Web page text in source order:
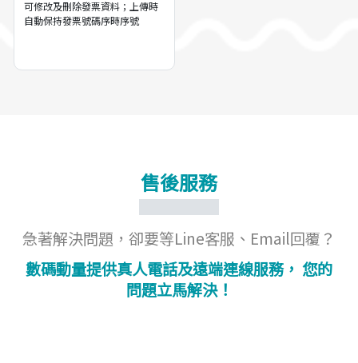
可修改及刪除發票資料；上傳時
自動保持發票號碼序時序號
售後服務
急著解決問題，卻要等Line客服、Email回覆？
數碼動量提供真人電話及遠端連線服務， 您的
問題立馬解決！